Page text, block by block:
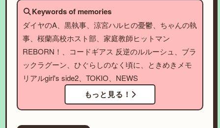
Keywords of memories
ダイヤのA、黒執事、涼宮ハルヒの憂鬱、ちゃんの執
事、桜蘭高校ホスト部、家庭教師ヒットマン
REBORN！、コードギアス 反逆のルルーシュ、ブラ
ックラグーン、ひぐらしのなく頃に、ときめきメモ
リアルgirl's side2、TOKIO、NEWS
もっと見る！